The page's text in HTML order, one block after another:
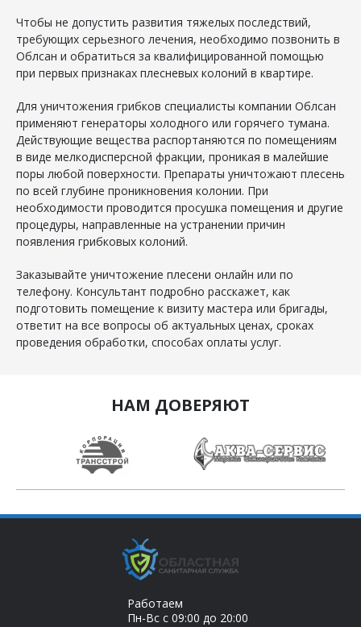
Чтобы не допустить развития тяжелых последствий,
требующих серьезного лечения, необходимо позвонить в
Облсан и обратиться за квалифицированной помощью
при первых признаках плесневых колоний в квартире.
Для уничтожения грибков специалисты компании Облсан
применяют генераторы холодного или горячего тумана.
Действующие вещества распортаняются по помещениям
в виде мелкодисперсной фракции, проникая в малейшие
поры любой поверхности. Препараты уничтожают плесень
по всей глубине проникновения колонии. При
необходимости проводится просушка помещения и другие
процедуры, направленные на устранении причин
появления грибковых колоний.
Заказывайте уничтожение плесени онлайн или по
телефону. Консультант подробно расскажет, как
подготовить помещение к визиту мастера или бригады,
ответит на все вопросы об актуальных ценах, сроках
проведения обработки, способах оплаты услуг.
НАМ ДОВЕРЯЮТ
Работаем
Пн-Вс с 09:00 до 20:00